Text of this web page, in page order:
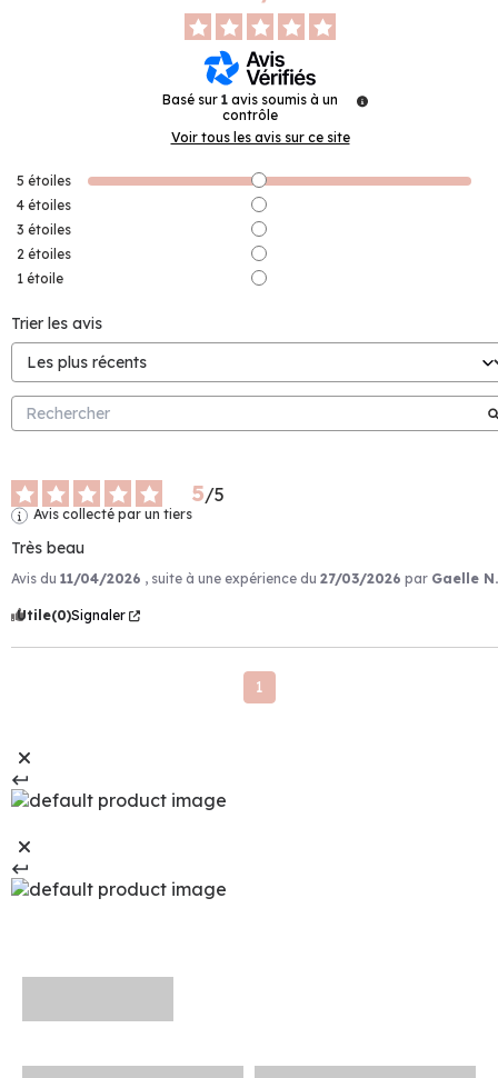
Basé sur 1 avis soumis à un
contrôle
Voir tous les avis sur ce site
5 étoiles
4 étoiles
3 étoiles
2 étoiles
1 étoile
Trier les avis
5/5
Avis collecté par un tiers
Très beau
Avis du 11/04/2026 , suite à une expérience du 27/03/2026 par Gaelle N.
Utile(0)Signaler
1